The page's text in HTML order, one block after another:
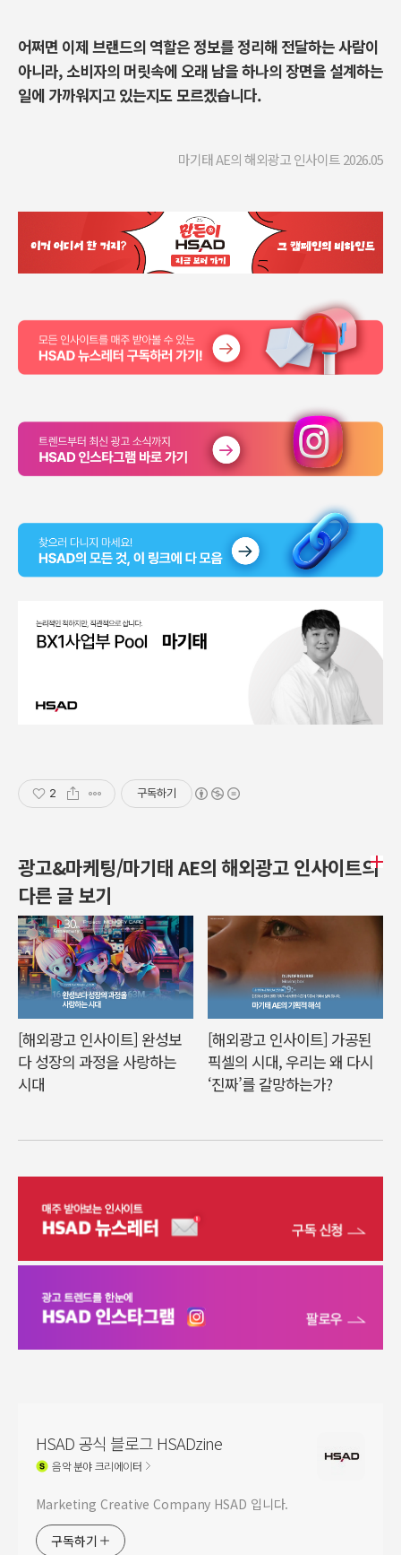
어쩌면 이제 브랜드의 역할은 정보를 정리해 전달하는 사람이
아니라, 소비자의 머릿속에 오래 남을 하나의 장면을 설계하는
일에 가까워지고 있는지도 모르겠습니다.
마기태 AE의 해외광고 인사이트 2026.05
2 구독하기
광고&마케팅/마기태 AE의 해외광고 인사이트의
다른 글 보기
[해외광고 인사이트] 완성보
다 성장의 과정을 사랑하는
시대
[해외광고 인사이트] 가공된
픽셀의 시대, 우리는 왜 다시
‘진짜’를 갈망하는가?
HSAD 공식 블로그 HSADzine
음악분야 크리에이터
Marketing Creative Company HSAD 입니다.
구독하기